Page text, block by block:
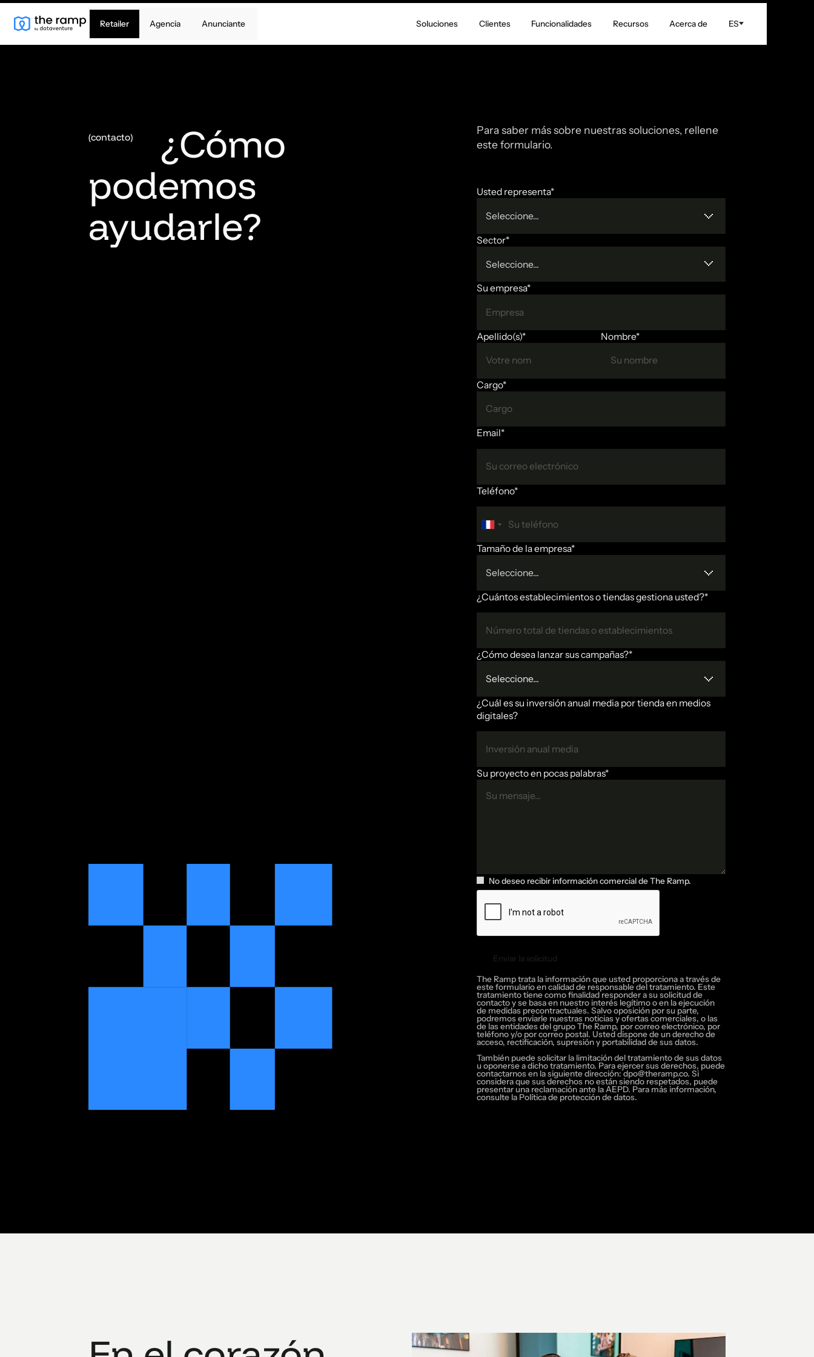
Retailer Agencia Anunciante Soluciones Clientes Funcionalidades Recursos Acerca de ES
(contacto)
¿Cómo
podemos
ayudarle?
Para saber más sobre nuestras soluciones, rellene
este formulario.
Usted representa*
Seleccione...
Sector*
Seleccione...
Su empresa*
Apellido(s)* Nombre*
Cargo*
Email*
Teléfono*
Tamaño de la empresa*
Seleccione...
¿Cuántos establecimientos o tiendas gestiona usted?*
¿Cómo desea lanzar sus campañas?*
Seleccione...
¿Cuál es su inversión anual media por tienda en medios
digitales?
Su proyecto en pocas palabras*
No deseo recibir información comercial de The Ramp.
Enviar la solicitud
Enviar la solicitud
The Ramp trata la información que usted proporciona a través de
este formulario en calidad de responsable del tratamiento. Este
tratamiento tiene como finalidad responder a su solicitud de
contacto y se basa en nuestro interés legítimo o en la ejecución
de medidas precontractuales. Salvo oposición por su parte,
podremos enviarle nuestras noticias y ofertas comerciales, o las
de las entidades del grupo The Ramp, por correo electrónico, por
teléfono y/o por correo postal. Usted dispone de un derecho de
acceso, rectificación, supresión y portabilidad de sus datos.
También puede solicitar la limitación del tratamiento de sus datos
u oponerse a dicho tratamiento. Para ejercer sus derechos, puede
contactarnos en la siguiente dirección:dpo@theramp.co. Si
considera que sus derechos no están siendo respetados, puede
presentar una reclamación ante la AEPD. Para más información,
consulte la Política de protección de datos.